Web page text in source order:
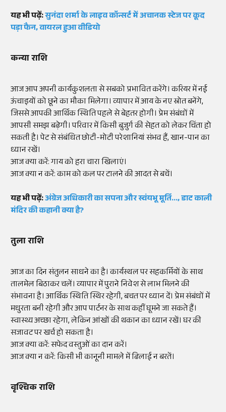
यह भी पढ़ें:सुनंदा शर्मा के लाइव कॉन्सर्ट में अचानक स्टेज पर कूद
पड़ा फैन, वायरल हुआ वीडियो
कन्या राशि
आज आप अपनी कार्यकुशलता से सबको प्रभावित करेंगे। करियर में नई
ऊंचाइयों को छूने का मौका मिलेगा। व्यापार में आय के नए स्रोत बनेंगे,
जिससे आपकी आर्थिक स्थिति पहले से बेहतर होगी। प्रेम संबंधों में
आपसी समझ बढ़ेगी। परिवार में किसी बुजुर्ग की सेहत को लेकर चिंता हो
सकती है। पेट से संबंधित छोटी-मोटी परेशानियां संभव हैं, खान-पान का
ध्यान रखें।
आज क्या करें: गाय को हरा चारा खिलाएं।
आज क्या न करें: काम को कल पर टालने की आदत से बचें।
यह भी पढ़ें:अंग्रेज अधिकारी का सपना और स्वंयभू मूर्ति..., डाट काली
मंदिर की कहानी क्या है?
तुला राशि
आज का दिन संतुलन साधने का है। कार्यस्थल पर सहकर्मियों के साथ
तालमेल बिठाकर चलें। व्यापार में पुराने निवेश से लाभ मिलने की
संभावना है। आर्थिक स्थिति स्थिर रहेगी, बचत पर ध्यान दें। प्रेम संबंधों में
मधुरता बनी रहेगी और आप पार्टनर के साथ कहीं घूमने जा सकते हैं।
स्वास्थ्य अच्छा रहेगा, लेकिन आंखों की थकान का ध्यान रखें। घर की
सजावट पर खर्च हो सकता है।
आज क्या करें: सफेद वस्तुओं का दान करें।
आज क्या न करें: किसी भी कानूनी मामले में ढिलाई न बरतें।
वृश्चिक राशि